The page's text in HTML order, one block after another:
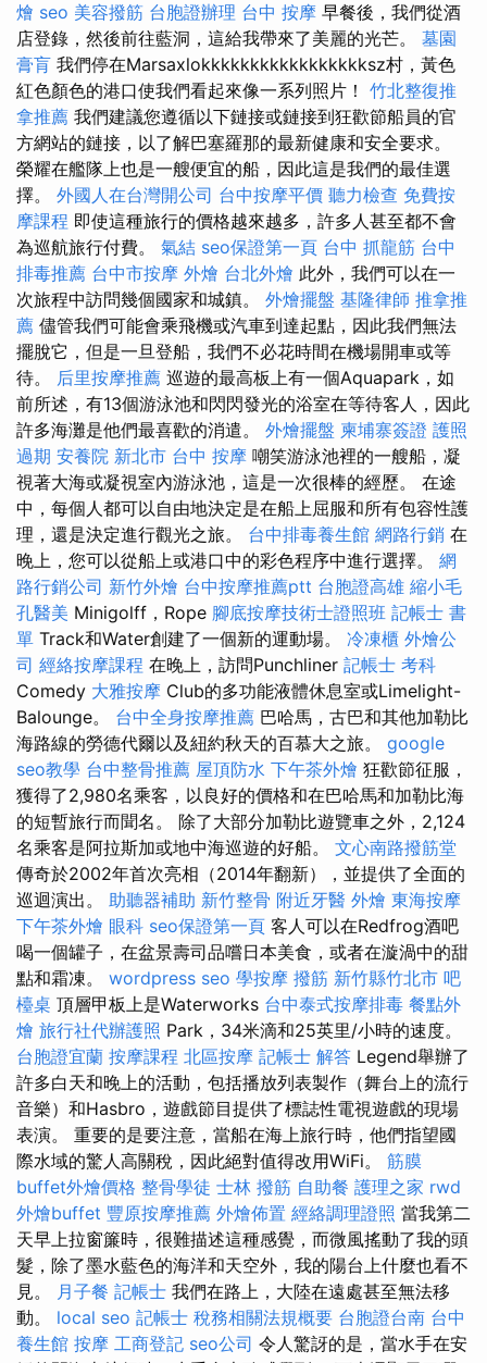
燴 seo 美容撥筋 台胞證辦理 台中 按摩 早餐後，我們從酒
店登錄，然後前往藍洞，這給我帶來了美麗的光芒。 墓園
膏肓 我們停在Marsaxlokkkkkkkkkkkkkkkkksz村，黃色
紅色顏色的港口使我們看起來像一系列照片！ 竹北整復推
拿推薦 我們建議您遵循以下鏈接或鏈接到狂歡節船員的官
方網站的鏈接，以了解巴塞羅那的最新健康和安全要求。
榮耀在艦隊上也是一艘便宜的船，因此這是我們的最佳選
擇。 外國人在台灣開公司 台中按摩平價 聽力檢查 免費按
摩課程 即使這種旅行的價格越來越多，許多人甚至都不會
為巡航旅行付費。 氣結 seo保證第一頁 台中 抓龍筋 台中
排毒推薦 台中市按摩 外燴 台北外燴 此外，我們可以在一
次旅程中訪問幾個國家和城鎮。 外燴擺盤 基隆律師 推拿推
薦 儘管我們可能會乘飛機或汽車到達起點，因此我們無法
擺脫它，但是一旦登船，我們不必花時間在機場開車或等
待。 后里按摩推薦 巡遊的最高板上有一個Aquapark，如
前所述，有13個游泳池和閃閃發光的浴室在等待客人，因此
許多海灘是他們最喜歡的消遣。 外燴擺盤 柬埔寨簽證 護照
過期 安養院 新北市 台中 按摩 嘲笑游泳池裡的一艘船，凝
視著大海或凝視室內游泳池，這是一次很棒的經歷。 在途
中，每個人都可以自由地決定是在船上屈服和所有包容性護
理，還是決定進行觀光之旅。 台中排毒養生館 網路行銷 在
晚上，您可以從船上或港口中的彩色程序中進行選擇。 網
路行銷公司 新竹外燴 台中按摩推薦ptt 台胞證高雄 縮小毛
孔醫美 Minigolff，Rope 腳底按摩技術士證照班 記帳士 書
單 Track和Water創建了一個新的運動場。 冷凍櫃 外燴公
司 經絡按摩課程 在晚上，訪問Punchliner 記帳士 考科
Comedy 大雅按摩 Club的多功能液體休息室或Limelight-
Balounge。 台中全身按摩推薦 巴哈馬，古巴和其他加勒比
海路線的勞德代爾以及紐約秋天的百慕大之旅。 google
seo教學 台中整骨推薦 屋頂防水 下午茶外燴 狂歡節征服，
獲得了2,980名乘客，以良好的價格和在巴哈馬和加勒比海
的短暫旅行而聞名。 除了大部分加勒比遊覽車之外，2,124
名乘客是阿拉斯加或地中海巡遊的好船。 文心南路撥筋堂
傳奇於2002年首次亮相（2014年翻新），並提供了全面的
巡迴演出。 助聽器補助 新竹整骨 附近牙醫 外燴 東海按摩
下午茶外燴 眼科 seo保證第一頁 客人可以在Redfrog酒吧
喝一個罐子，在盆景壽司品嚐日本美食，或者在漩渦中的甜
點和霜凍。 wordpress seo 學按摩 撥筋 新竹縣竹北市 吧
檯桌 頂層甲板上是Waterworks 台中泰式按摩排毒 餐點外
燴 旅行社代辦護照 Park，34米滴和25英里/小時的速度。
台胞證宜蘭 按摩課程 北區按摩 記帳士 解答 Legend舉辦了
許多白天和晚上的活動，包括播放列表製作（舞台上的流行
音樂）和Hasbro，遊戲節目提供了標誌性電視遊戲的現場
表演。 重要的是要注意，當船在海上旅行時，他們指望國
際水域的驚人高關稅，因此絕對值得改用WiFi。 筋膜
buffet外燴價格 整骨學徒 士林 撥筋 自助餐 護理之家 rwd
外燴buffet 豐原按摩推薦 外燴佈置 經絡調理證照 當我第二
天早上拉窗簾時，很難描述這種感覺，而微風搖動了我的頭
髮，除了墨水藍色的海洋和天空外，我的陽台上什麼也看不
見。 月子餐 記帳士 我們在路上，大陸在遠處甚至無法移
動。 local seo 記帳士 稅務相關法規概要 台胞證台南 台中
養生館 按摩 工商登記 seo公司 令人驚訝的是，當水手在安